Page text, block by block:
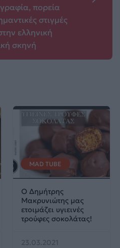
πορεία
στιγμές
ελληνική
σκηνή
MAD TUBE
Ο Δημήτρης
Μακρυνιώτης μας
ετοιμάζει υγιεινές
τρούφες σοκολάτας!
23.03.2021